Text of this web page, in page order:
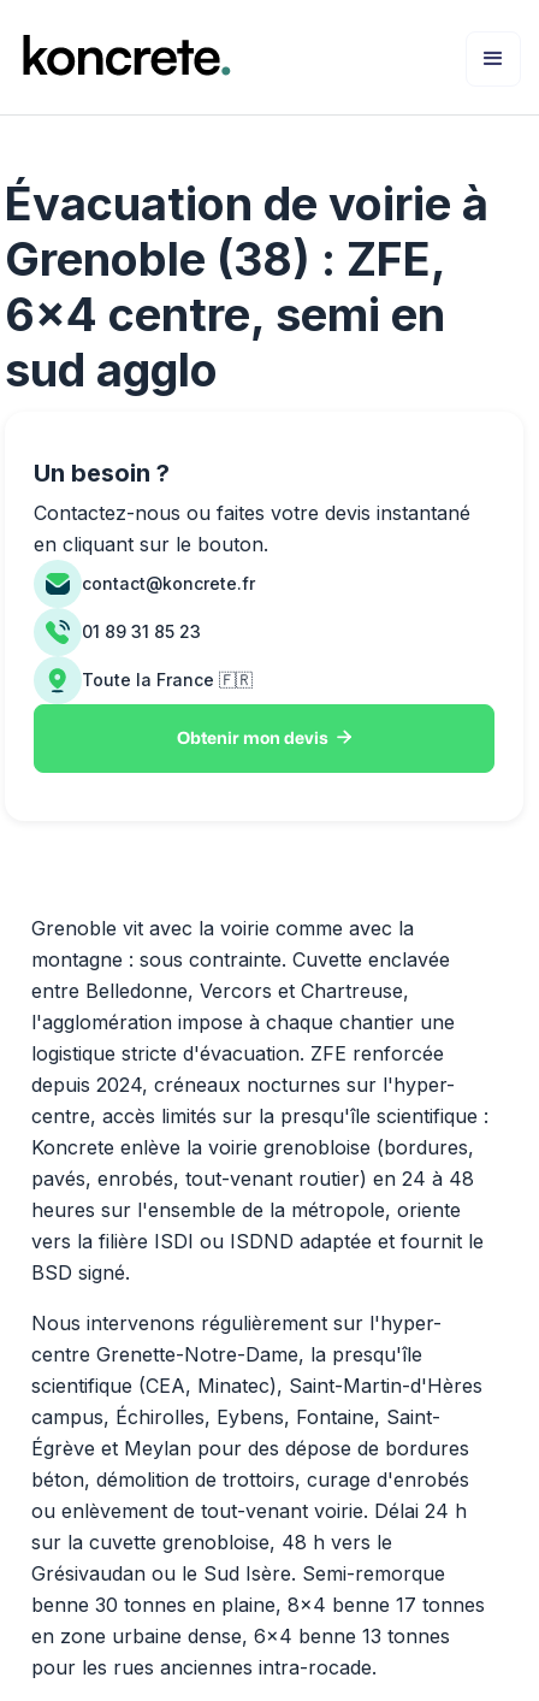
Évacuation de voirie à
Grenoble (38) : ZFE,
6x4 centre, semi en
sud agglo
Grenoble vit avec la voirie comme avec la
montagne : sous contrainte. Cuvette enclavée
entre Belledonne, Vercors et Chartreuse,
l'agglomération impose à chaque chantier une
logistique stricte d'évacuation. ZFE renforcée
depuis 2024, créneaux nocturnes sur l'hyper-
centre, accès limités sur la presqu'île scientifique :
Koncrete enlève la voirie grenobloise (bordures,
pavés, enrobés, tout-venant routier) en 24 à 48
heures sur l'ensemble de la métropole, oriente
vers la filière ISDI ou ISDND adaptée et fournit le
BSD signé.
Nous intervenons régulièrement sur l'hyper-
centre Grenette-Notre-Dame, la presqu'île
scientifique (CEA, Minatec), Saint-Martin-d'Hères
campus, Échirolles, Eybens, Fontaine, Saint-
Égrève et Meylan pour des dépose de bordures
béton, démolition de trottoirs, curage d'enrobés
ou enlèvement de tout-venant voirie. Délai 24 h
sur la cuvette grenobloise, 48 h vers le
Grésivaudan ou le Sud Isère. Semi-remorque
benne 30 tonnes en plaine, 8x4 benne 17 tonnes
en zone urbaine dense, 6x4 benne 13 tonnes
pour les rues anciennes intra-rocade.
Un besoin ?
Contactez-nous ou faites votre devis instantané
en cliquant sur le bouton.
contact@koncrete.fr
01 89 31 85 23
Toute la France 🇫🇷
Obtenir mon devis 